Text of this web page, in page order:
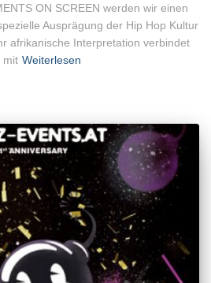
ON SCREEN werden wir einen
Ausprägung der Hip Hop Kultur
afrikanische Interpretation verbindet
mit Weiterlesen